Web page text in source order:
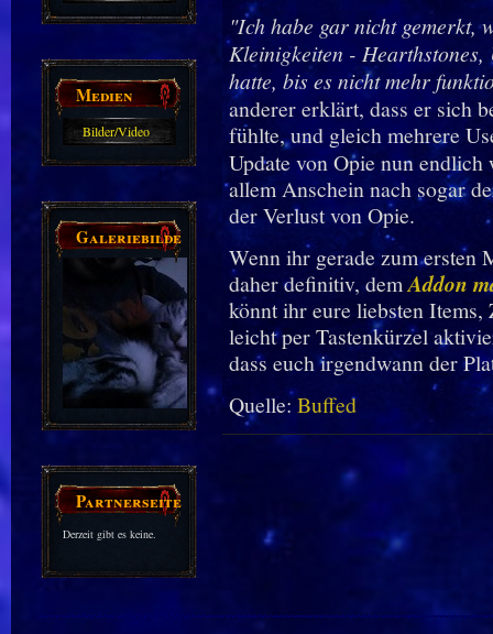
Guides
Medien
Bilder/Video
Galeriebilder
Partnerseiten
Derzeit gibt es keine.
"Ich habe gar nicht gemerkt,
Kleinigkeiten -
hatte, bis es nicht mehr
anderer erklärt, dass er sich
fühlte, und gleich mehrere
Update von Opie nun endlich
allem Anschein nach sogar
der Verlust von Opie.
Wenn ihr gerade zum ersten
daher definitiv, demAddon
könnt ihr eure liebsten
leicht per Tastenkürzel
dass euch irgendwann der
Quelle:Buffed